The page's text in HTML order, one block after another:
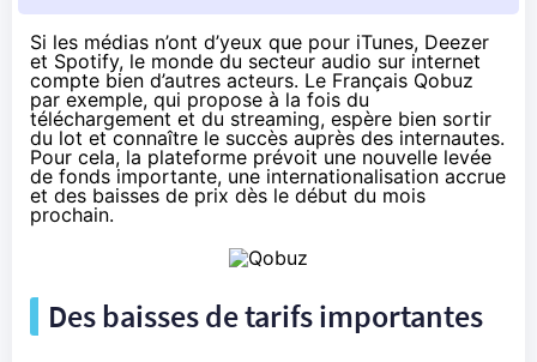
Si les médias n’ont d’yeux que pour iTunes, Deezer
et Spotify, le monde du secteur audio sur internet
compte bien d’autres acteurs. Le Français Qobuz
par exemple, qui propose à la fois du
téléchargement et du streaming, espère bien sortir
du lot et connaître le succès auprès des internautes.
Pour cela, la plateforme prévoit une nouvelle levée
de fonds importante, une internationalisation accrue
et des baisses de prix dès le début du mois
prochain.
Des baisses de tarifs importantes